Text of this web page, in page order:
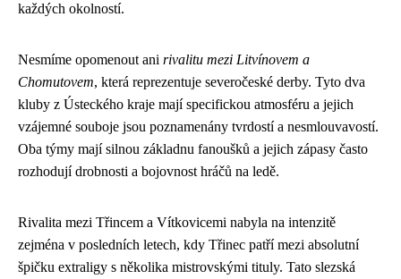
každých okolností.
Nesmíme opomenout ani rivalitu mezi Litvínovem a
Chomutovem, která reprezentuje severočeské derby. Tyto dva
kluby z Ústeckého kraje mají specifickou atmosféru a jejich
vzájemné souboje jsou poznamenány tvrdostí a nesmlouvavostí.
Oba týmy mají silnou základnu fanoušků a jejich zápasy často
rozhodují drobnosti a bojovnost hráčů na ledě.
Rivalita mezi Třincem a Vítkovicemi nabyla na intenzitě
zejména v posledních letech, kdy Třinec patří mezi absolutní
špičku extraligy s několika mistrovskými tituly. Tato slezská